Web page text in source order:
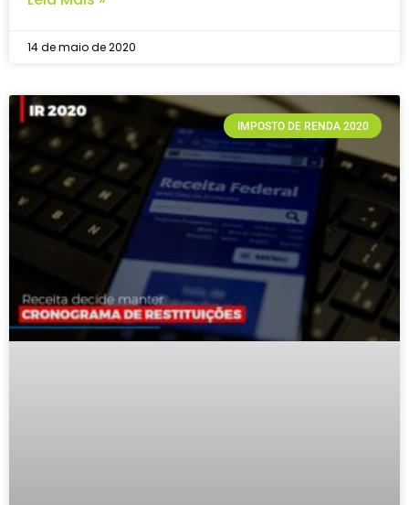
14 de maio de 2020
IMPOSTO DE RENDA 2020